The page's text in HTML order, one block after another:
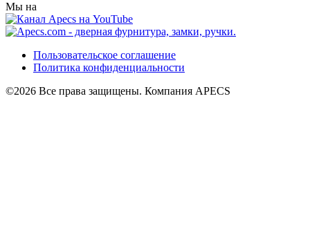
Мы на
Пользовательское соглашение
Политика конфиденциальности
©2026 Все права защищены. Компания APECS